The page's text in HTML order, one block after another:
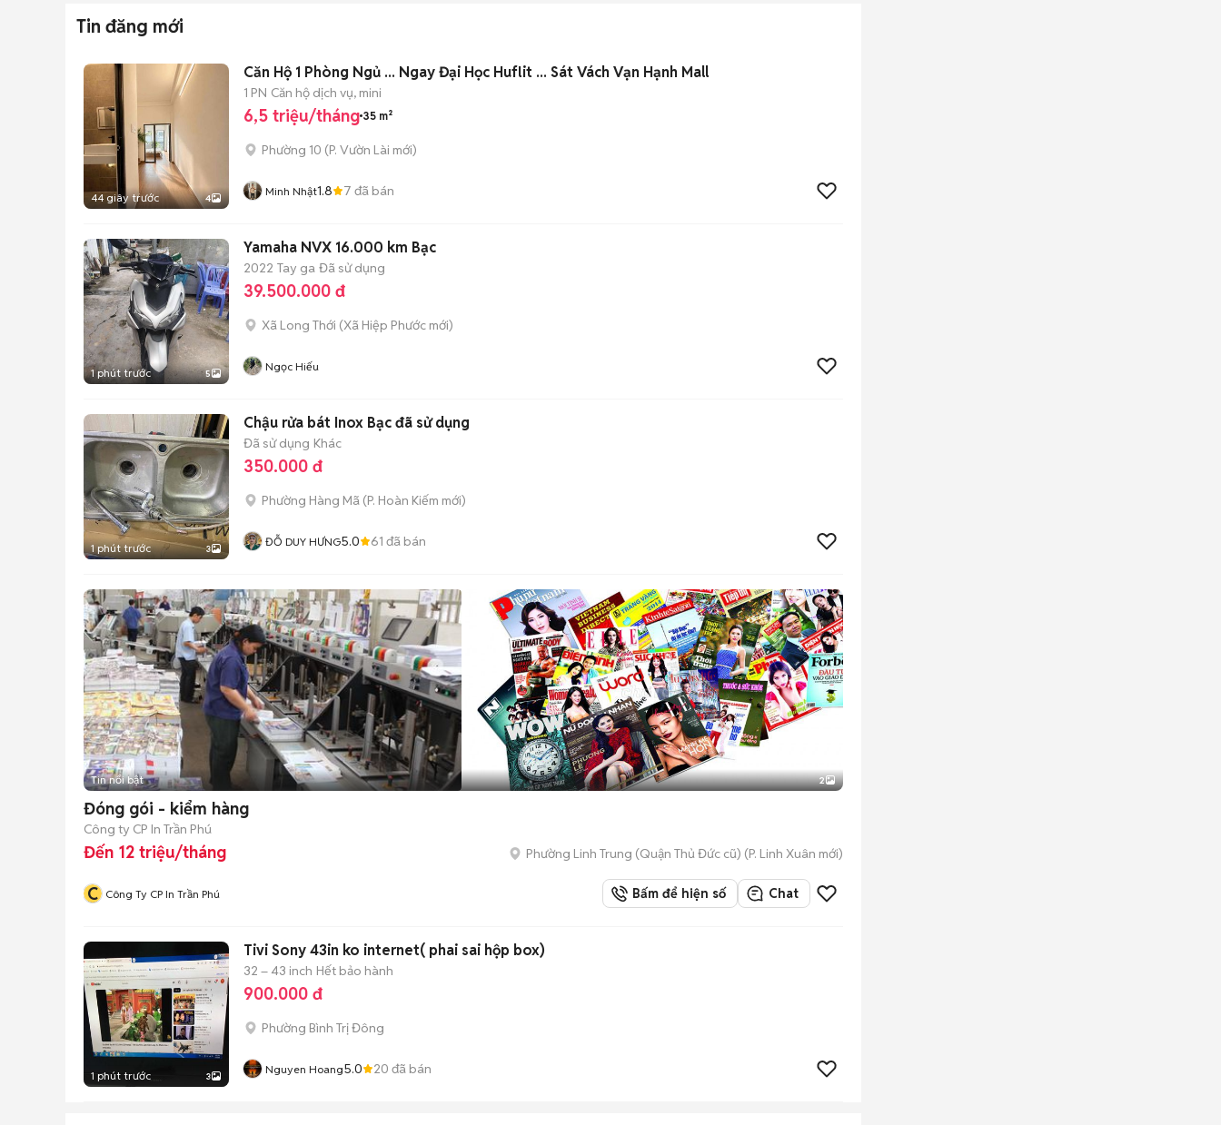
Tin đăng mới
44 giây trước 4
Căn Hộ 1 Phòng Ngủ ... Ngay Đại Học Huflit ... Sát Vách Vạn Hạnh Mall
1 PN Căn hộ dịch vụ, mini
6,5 triệu/tháng 35 m²
Phường 10 (P. Vườn Lài mới)
Minh Nhật1.8 7 đã bán
1 phút trước 5
Yamaha NVX 16.000 km Bạc
2022 Tay ga Đã sử dụng
39.500.000 đ
Xã Long Thới (Xã Hiệp Phước mới)
Ngọc Hiếu
1 phút trước 3
Chậu rửa bát Inox Bạc đã sử dụng
Đã sử dụng Khác
350.000 đ
Phường Hàng Mã (P. Hoàn Kiếm mới)
ĐỖ DUY HƯNG5.0 61 đã bán
Tin nổi bật 2
Đóng gói - kiểm hàng
Công ty CP In Trần Phú
Đến 12 triệu/tháng Phường Linh Trung (Quận Thủ Đức cũ) (P. Linh Xuân mới)
C Công Ty CP In Trần Phú Bấm để hiện số Chat
1 phút trước 3
Tivi Sony 43in ko internet( phai sai hộp box)
32 – 43 inch Hết bảo hành
900.000 đ
Phường Bình Trị Đông
Nguyen Hoang5.0 20 đã bán